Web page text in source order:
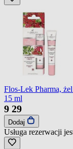
Flos-Lek Pharma,
15 ml
9 29
Dodaj
Usługa rezerwacji